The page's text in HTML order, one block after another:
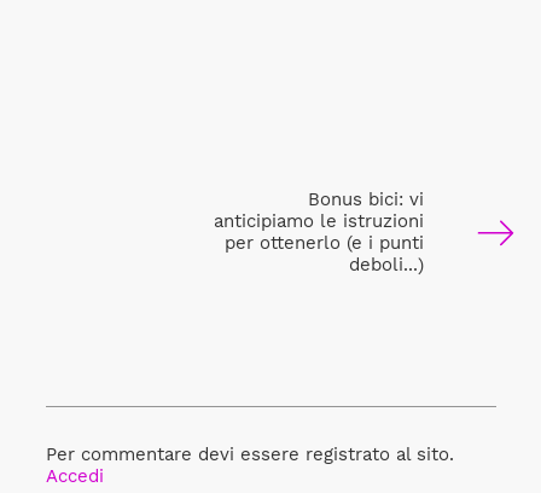
Bonus bici: vi
anticipiamo le istruzioni
per ottenerlo (e i punti
deboli...)
Per commentare devi essere registrato al sito.
Accedi